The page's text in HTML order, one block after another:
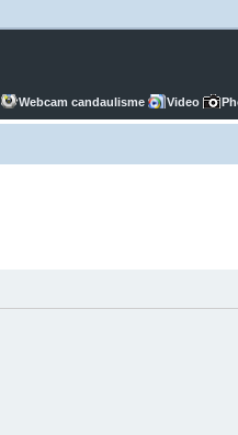
Webcam candaulisme Video